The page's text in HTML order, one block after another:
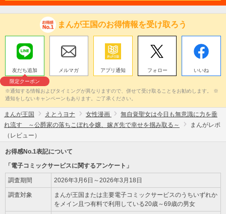
まんが王国のお得情報を受け取ろう
友だち追加
限定クーポン
メルマガ アプリ通知 フォロー いいね
※通知する情報およびタイミングが異なりますので、併せて受け取ることをお勧めします。 ※
通知をしないキャンペーンもあります。ご了承ください。
まんが王国 えとうヨナ 女性漫画
無自覚聖女は今日も無意識に力を垂
れ流す ～公爵家の落ちこぼれ令嬢、嫁ぎ先で幸せを掴み取る～
まんがレポ
（レビュー）
お得感No.1表記について
「電子コミックサービスに関するアンケート」
調査期間 2026年3月6日～2026年3月18日
調査対象
まんが王国または主要電子コミックサービスのうちいずれか
をメイン且つ有料で利用している20歳～69歳の男女